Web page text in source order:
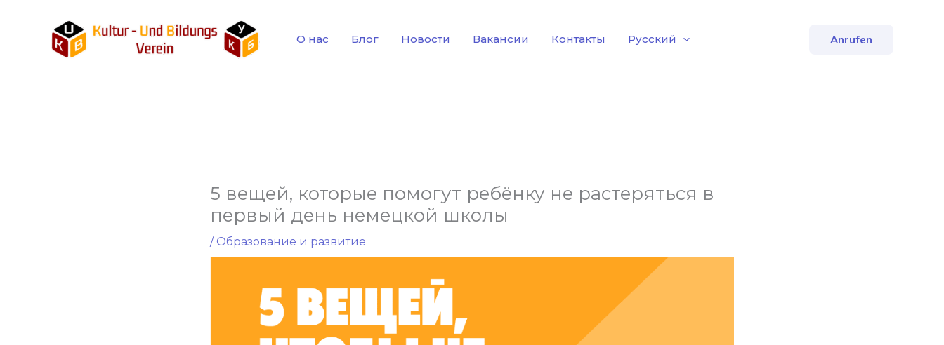
содержимому
О нас Блог Новости Вакансии Контакты Русский Anrufen
5 вещей, которые помогут ребёнку не растеряться в
первый день немецкой школы
/ Образование и развитие